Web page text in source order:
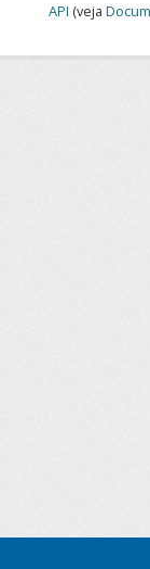
API (veja